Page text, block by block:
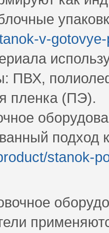
v-
ПВХ,
пленка (ПЭ).
подход
stanok-